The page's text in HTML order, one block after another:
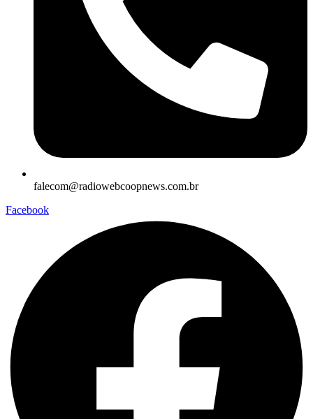
falecom@radiowebcoopnews.com.br
Facebook